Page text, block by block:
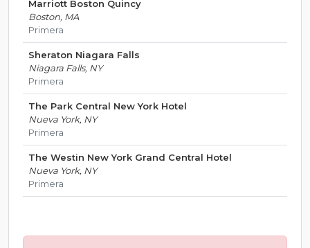
Marriott Boston Quincy
Boston, MA
Primera
Sheraton Niagara Falls
Niagara Falls, NY
Primera
The Park Central New York Hotel
Nueva York, NY
Primera
The Westin New York Grand Central Hotel
Nueva York, NY
Primera